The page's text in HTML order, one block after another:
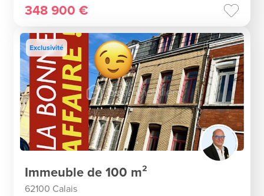
348 900 €
Exclusivité
Immeuble de 100 m²
62100 Calais